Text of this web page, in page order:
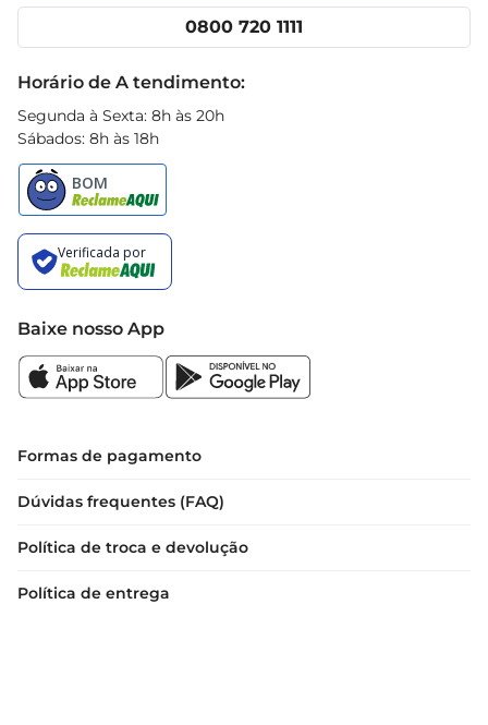
Cencosud Media
0800 720 1111
Horário de A tendimento:
Segunda à Sexta: 8h às 20h
Sábados: 8h às 18h
Baixe nosso App
Formas de pagamento
Dúvidas frequentes (FAQ)
Política de troca e devolução
Política de entrega